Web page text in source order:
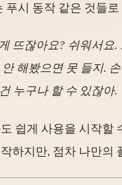
푸시 동작 같은 것들
뜨잖아요? 쉬워서요
해봤으면 못 들지.
누구나 할 수 있잖
쉽게 사용을 시작할
하지만, 점차 나만